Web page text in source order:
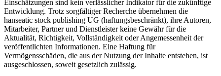
Einschätzungen sind kein verlässlicher Indikator für die zukünftige
Entwicklung. Trotz sorgfältiger Recherche übernehmen die
hanseatic stock publishing UG (haftungsbeschränkt), ihre Autoren,
Mitarbeiter, Partner und Dienstleister keine Gewähr für die
Aktualität, Richtigkeit, Vollständigkeit oder Angemessenheit der
veröffentlichten Informationen. Eine Haftung für
Vermögensschäden, die aus der Nutzung der Inhalte entstehen, ist
ausgeschlossen, soweit gesetzlich zulässig.